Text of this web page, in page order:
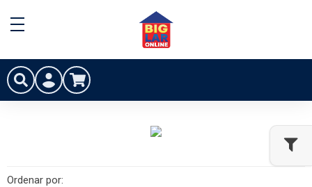
Ordenar por: